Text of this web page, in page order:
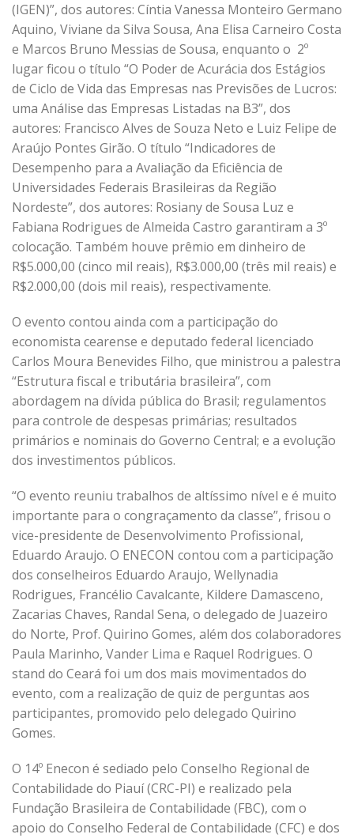
(IGEN)”, dos autores: Cíntia Vanessa Monteiro Germano
Aquino, Viviane da Silva Sousa, Ana Elisa Carneiro Costa
e Marcos Bruno Messias de Sousa, enquanto o 2º
lugar ficou o título “O Poder de Acurácia dos Estágios
de Ciclo de Vida das Empresas nas Previsões de Lucros:
uma Análise das Empresas Listadas na B3”, dos
autores: Francisco Alves de Souza Neto e Luiz Felipe de
Araújo Pontes Girão. O título “Indicadores de
Desempenho para a Avaliação da Eficiência de
Universidades Federais Brasileiras da Região
Nordeste”, dos autores: Rosiany de Sousa Luz e
Fabiana Rodrigues de Almeida Castro garantiram a 3º
colocação. Também houve prêmio em dinheiro de
R$5.000,00 (cinco mil reais), R$3.000,00 (três mil reais) e
R$2.000,00 (dois mil reais), respectivamente.
O evento contou ainda com a participação do
economista cearense e deputado federal licenciado
Carlos Moura Benevides Filho, que ministrou a palestra
“Estrutura fiscal e tributária brasileira”, com
abordagem na dívida pública do Brasil; regulamentos
para controle de despesas primárias; resultados
primários e nominais do Governo Central; e a evolução
dos investimentos públicos.
“O evento reuniu trabalhos de altíssimo nível e é muito
importante para o congraçamento da classe”, frisou o
vice-presidente de Desenvolvimento Profissional,
Eduardo Araujo. O ENECON contou com a participação
dos conselheiros Eduardo Araujo, Wellynadia
Rodrigues, Francélio Cavalcante, Kildere Damasceno,
Zacarias Chaves, Randal Sena, o delegado de Juazeiro
do Norte, Prof. Quirino Gomes, além dos colaboradores
Paula Marinho, Vander Lima e Raquel Rodrigues. O
stand do Ceará foi um dos mais movimentados do
evento, com a realização de quiz de perguntas aos
participantes, promovido pelo delegado Quirino
Gomes.
O 14º Enecon é sediado pelo Conselho Regional de
Contabilidade do Piauí (CRC-PI) e realizado pela
Fundação Brasileira de Contabilidade (FBC), com o
apoio do Conselho Federal de Contabilidade (CFC) e dos